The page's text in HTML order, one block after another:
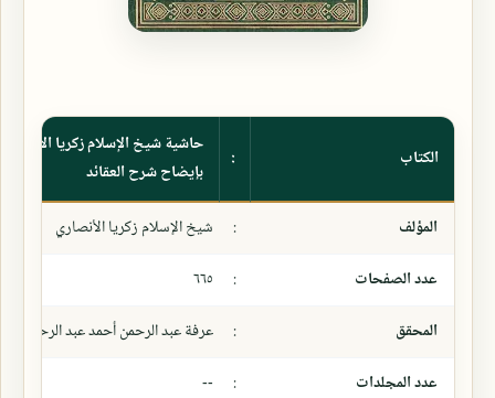
الكتاب :
حاشية شيخ الإسلام زكريا الأنصاري
بإيضاح شرح العقائد
المؤلف
:
شيخ الإسلام زكريا الأنصاري
عدد الصفحات
:
٦٦٥
المحقق
:
عرفة عبد الرحمن أحمد عبد الرحمن
عدد المجلدات
:
--